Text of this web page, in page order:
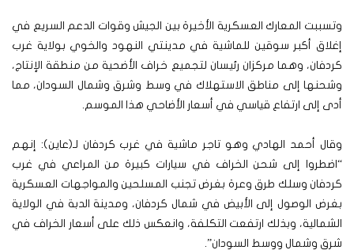
وتسببت المعارك العسكرية الأخيرة بين الجيش وقوات الدعم السريع في
إغلاق أكبر سوقين للماشية في مدينتي النهود والخوي بولاية غرب
كردفان، وهما مركزان رئيسان لتجميع خراف الأضحية من منطقة الإنتاج،
وشحنها إلى مناطق الاستهلاك في وسط وشرق وشمال السودان، مما
أدى إلى ارتفاع قياسي في أسعار الأضاحي هذا الموسم.
وقال أحمد الهادي وهو تاجر ماشية في غرب كردفان لـ(عاين): إنهم
“اضطروا إلى شحن الخراف في سيارات كبيرة من المراعي في غرب
كردفان وسلك طرق وعرة بغرض تجنب المسلحين والمواجهات العسكرية
بغرض الوصول إلى الأبيض في شمال كردفان، ومدينة الدبة في الولاية
الشمالية، وبذلك ارتفعت التكلفة، وانعكس ذلك على أسعار الخراف في
شرق وشمال ووسط السودان”.